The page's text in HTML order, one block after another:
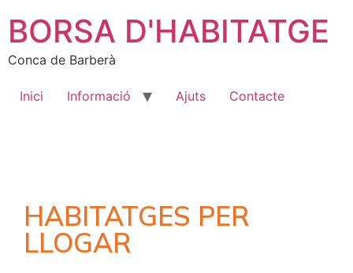
BORSA D'HABITATGE
Conca de Barberà
Inici Informació Ajuts Contacte
HABITATGES PER
LLOGAR